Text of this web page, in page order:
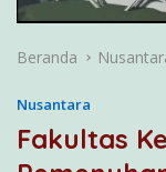
Beranda
Nusantara
Fakultas